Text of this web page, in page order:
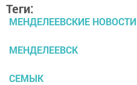
Теги:
МЕНДЕЛЕЕВСКИЕ НОВОСТИ
МЕНДЕЛЕЕВСК
СЕМЫК